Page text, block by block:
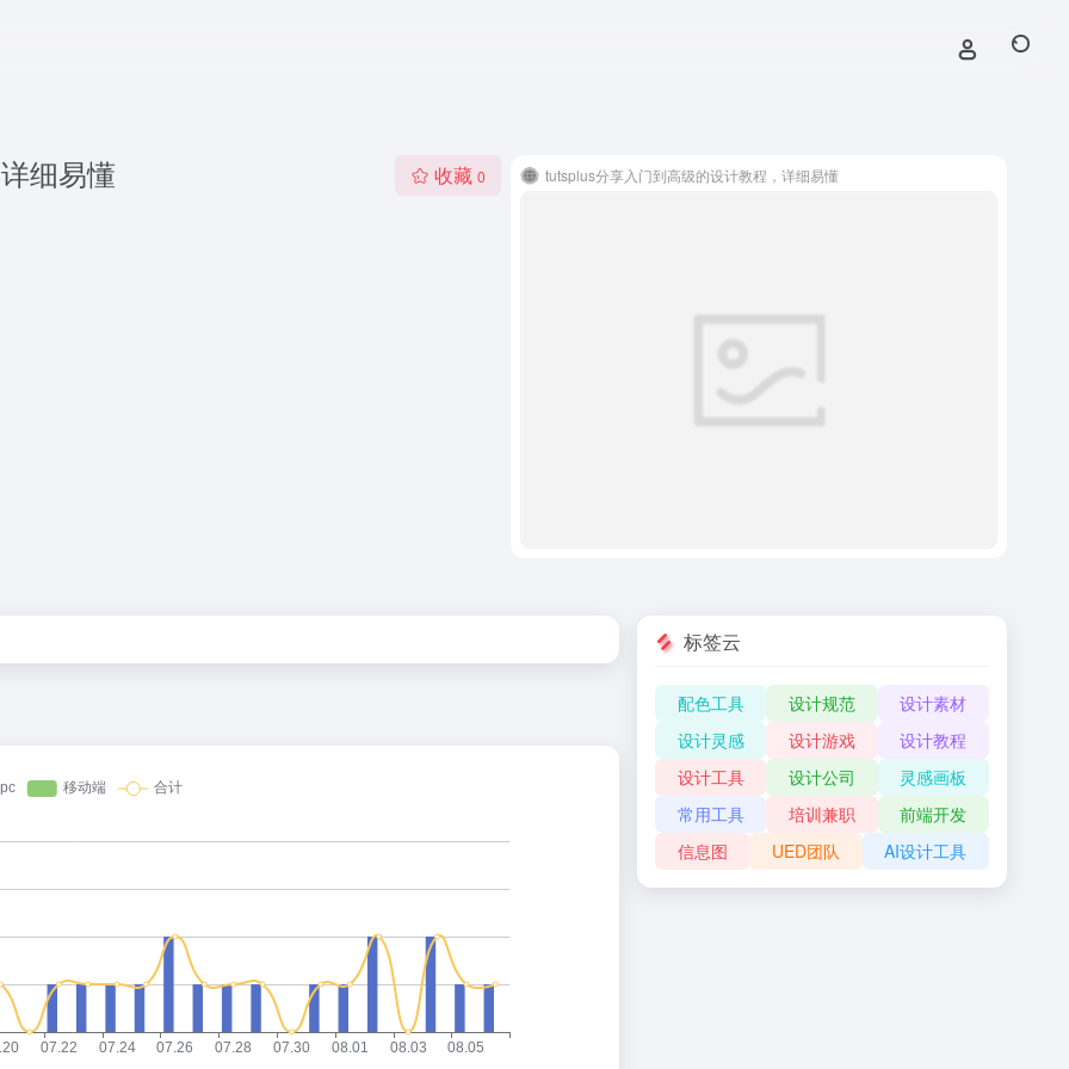
细易懂 收藏 0 tutsplus分享入门到高级的设计教程，详细易懂
标签云
配色工具 设计规范
设计素材
设计灵感
设计游戏
设计教程
设计工具
设计公司
灵感画板
常用工具
培训兼职
前端开发
信息图
UED团队 AI设计工具